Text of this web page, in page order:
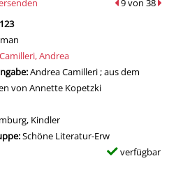
Tab geöffnet
Suche nach diesem Verfasser
Camilleri, Andrea
Andrea Camilleri ; aus dem
von Annette Kopetzki
Kindler
Schöne Literatur-Erw
verfügbar